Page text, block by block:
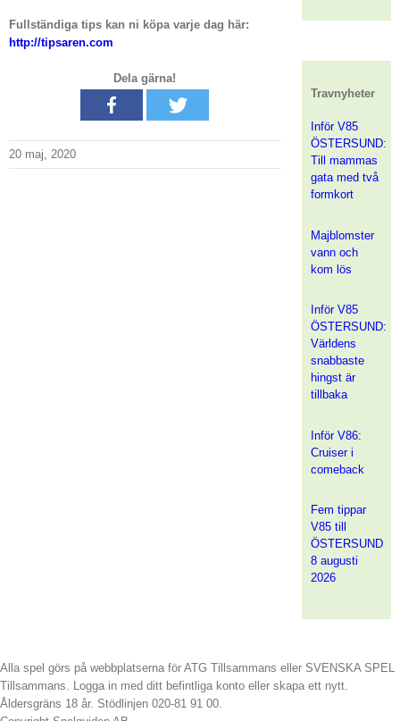
Fullständiga tips kan ni köpa varje dag här:
http://tipsaren.com
Dela gärna!
20 maj, 2020
Travnyheter
Inför V85
ÖSTERSUND:
Till mammas
gata med två
formkort
Majblomster
vann och
kom lös
Inför V85
ÖSTERSUND:
Världens
snabbaste
hingst är
tillbaka
Inför V86:
Cruiser i
comeback
Fem tippar
V85 till
ÖSTERSUND
8 augusti
2026
Alla spel görs på webbplatserna för ATG Tillsammans eller SVENSKA SPEL
Tillsammans. Logga in med ditt befintliga konto eller skapa ett nytt.
Åldersgräns 18 år. Stödlinjen 020-81 91 00.